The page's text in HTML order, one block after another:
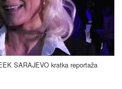
SARAJEVO kratka reportaža